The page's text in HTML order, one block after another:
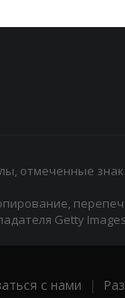
отмеченные
Getty
с нами |